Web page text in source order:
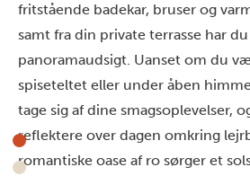
fritstående badekar, bruser og
samt fra din private terrasse har
panoramaudsigt. Uanset om du
spiseteltet eller under åben
tage sig af dine smagsoplevelser,
reflektere over dagen omkring
romantiske oase af ro sørger et